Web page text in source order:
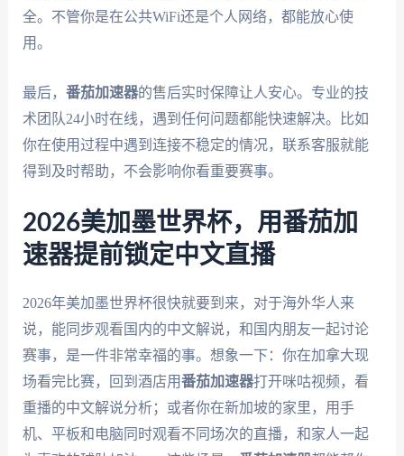
全。不管你是在公共WiFi还是个人网络，都能放心使
用。
最后， 番茄加速器的售后实时保障让人安心。专业的技
术团队24小时在线，遇到任何问题都能快速解决。比如
你在使用过程中遇到连接不稳定的情况，联系客服就能
得到及时帮助，不会影响你看重要赛事。
2026美加墨世界杯，用番茄加
速器提前锁定中文直播
2026年美加墨世界杯很快就要到来，对于海外华人来
说，能同步观看国内的中文解说，和国内朋友一起讨论
赛事，是一件非常幸福的事。想象一下：你在加拿大现
场看完比赛，回到酒店用番茄加速器打开咪咕视频，看
重播的中文解说分析；或者你在新加坡的家里，用手
机、平板和电脑同时观看不同场次的直播，和家人一起